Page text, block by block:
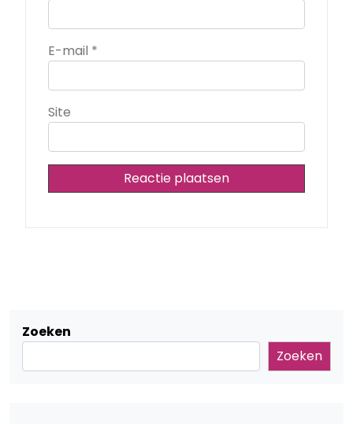
E-mail *
Site
Zoeken
Zoeken